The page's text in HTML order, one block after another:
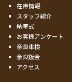
在庫情報
スタッフ紹介
納車式
お客様アンケート
奈良車検
奈良鈑金
アクセス